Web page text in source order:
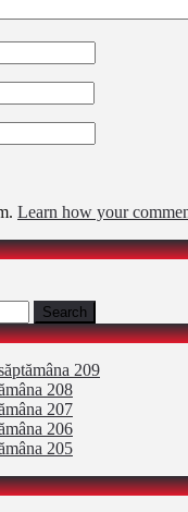
Learn how your
209
208
207
206
205